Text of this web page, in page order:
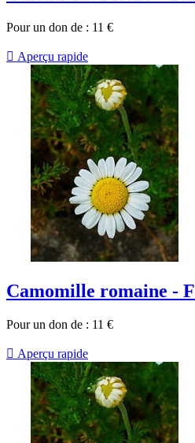
Pour un don de : 11 €
 Aperçu rapide
Camomille romaine -
Pour un don de : 11 €
 Aperçu rapide